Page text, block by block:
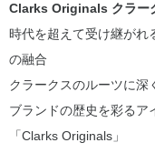
Clarks Originals クラー
時代を超えて受け継がれ
の融合
クラークスのルーツに深
ブランドの歴史を彩るア
「Clarks Originals」